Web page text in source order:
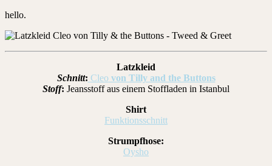
hello.
Latzkleid
Schnitt: Cleovon Tilly and the Buttons
Stoff: Jeansstoff aus einem Stoffladen in Istanbul
Shirt
Funktionsschnitt
Strumpfhose:
Oysho